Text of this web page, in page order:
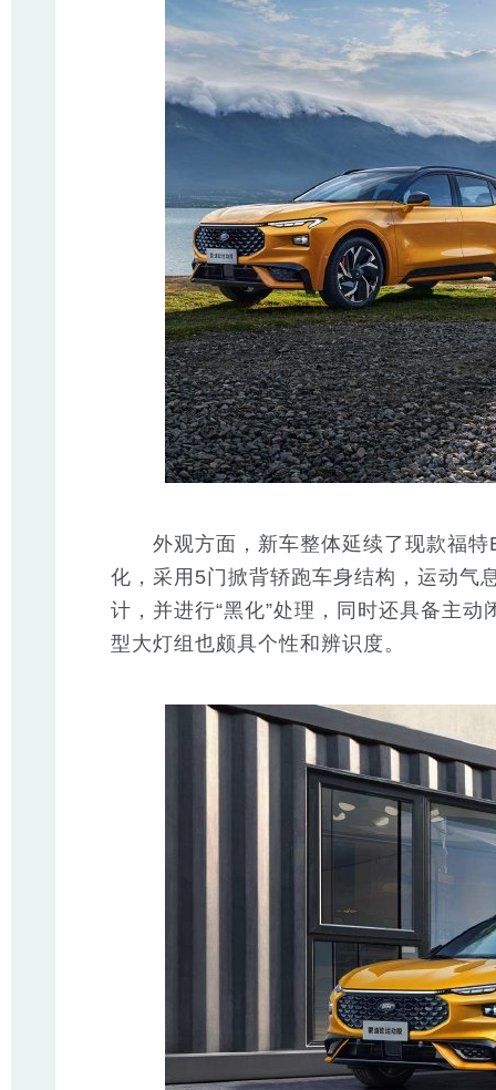
外观方面，新车整体延续了现款福特
化，采用5门掀背轿跑车身结构，运动气
计，并进行“黑化”处理，同时还具备主
型大灯组也颇具个性和辨识度。